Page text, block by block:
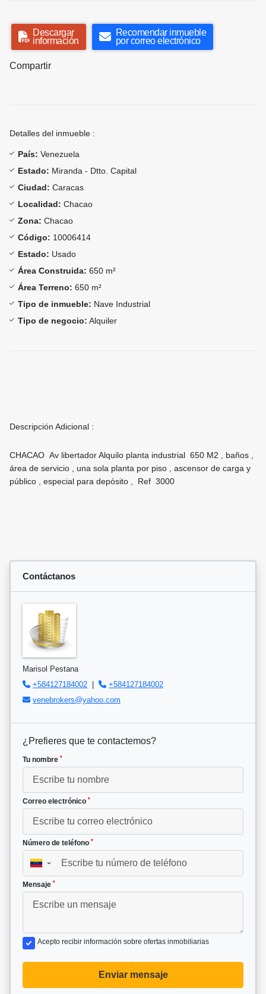
Descargar
información
Recomendar inmueble
por correo electrónico
Compartir
Detalles del inmueble :
País: Venezuela
Estado: Miranda - Dtto. Capital
Ciudad: Caracas
Localidad: Chacao
Zona: Chacao
Código: 10006414
Estado: Usado
Área Construida: 650 m²
Área Terreno: 650 m²
Tipo de inmueble: Nave Industrial
Tipo de negocio: Alquiler
Descripción Adicional :
CHACAO Av libertador Alquilo planta industrial 650 M2 , baños ,
área de servicio , una sola planta por piso , ascensor de carga y
público , especial para depósito , Ref 3000
Contáctanos
Marisol Pestana
+584127184002
+584127184002
venebrokers@yahoo.com
¿Prefieres que te contactemos?
Tu nombre *
Correo electrónico *
Número de teléfono *
▼
Mensaje *
Acepto recibir información sobre ofertas inmobiliarias
Enviar mensaje